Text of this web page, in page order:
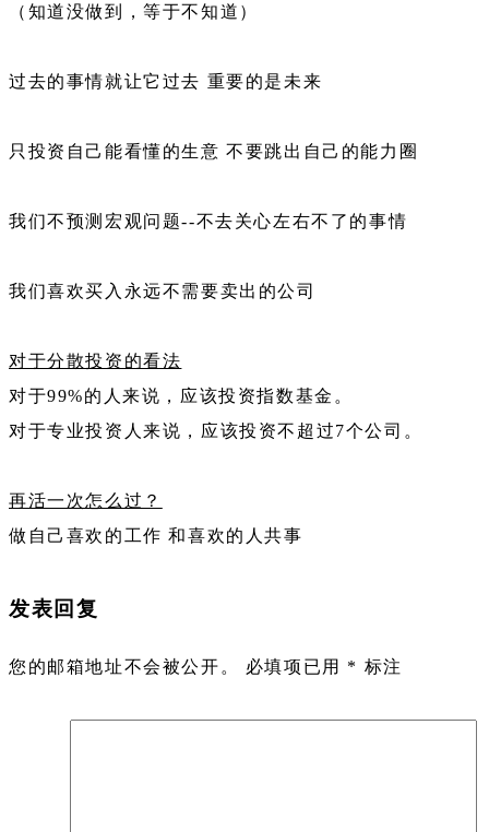
（知道没做到，等于不知道）
过去的事情就让它过去 重要的是未来
只投资自己能看懂的生意 不要跳出自己的能力圈
我们不预测宏观问题--不去关心左右不了的事情
我们喜欢买入永远不需要卖出的公司
对于分散投资的看法
对于99%的人来说，应该投资指数基金。
对于专业投资人来说，应该投资不超过7个公司。
再活一次怎么过？
做自己喜欢的工作 和喜欢的人共事
发表回复
您的邮箱地址不会被公开。 必填项已用 * 标注